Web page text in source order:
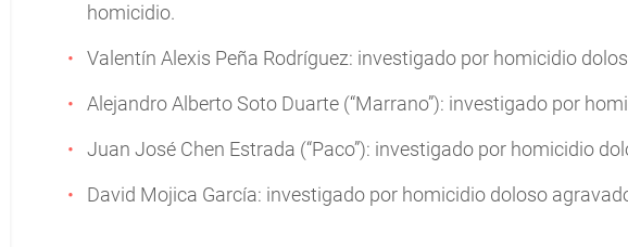
homicidio.
Valentín Alexis Peña Rodríguez: investigado por homicidio
Alejandro Alberto Soto Duarte (“Marrano”): investigado por
Juan José Chen Estrada (“Paco”): investigado por homicidio
David Mojica García: investigado por homicidio doloso